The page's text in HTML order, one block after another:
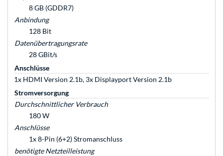
8 GB (GDDR7)
Anbindung
128 Bit
Datenübertragungsrate
28 GBit/s
Anschlüsse
1x HDMI Version 2.1b, 3x Displayport Version 2.1b
Stromversorgung
Durchschnittlicher Verbrauch
180 W
Anschlüsse
1x 8-Pin (6+2) Stromanschluss
benötigte Netzteilleistung